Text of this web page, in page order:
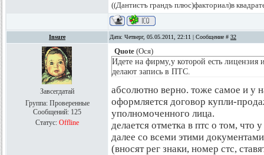
((Дантистъ грандъ плюс)факториал)в
Insure Дата: Четверг, 05.05.2011, 22:11 | Сообщение # 32
Завсегдатай
Группа: Проверенные
Сообщений: 125
Статус: Offline
Quote (Ося)
Идете на фирму,у которой есть
делают запись в ПТС.
абсолютно верно. тоже самое и у
оформляется договор купли-
уполномоченного лица.
делается отметка в птс о том, что
далее со всеми этими
(вносят рег знаки, номер стс,